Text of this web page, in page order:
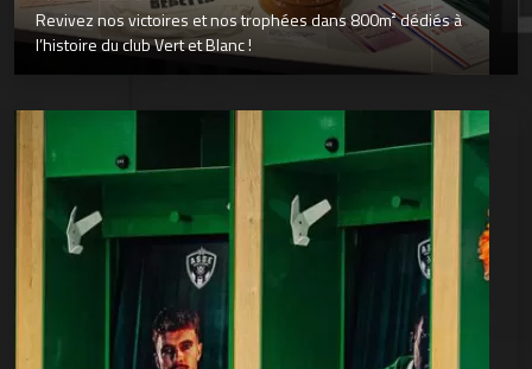
Revivez nos victoires et nos trophées dans 800m² dédiés à
l’histoire du club Vert et Blanc !